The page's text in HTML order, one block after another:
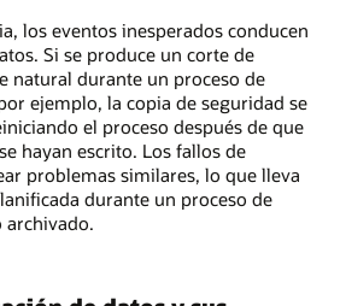
los eventos inesperados conducen
Si se produce un corte de
natural durante un proceso de
ejemplo, la copia de seguridad se
el proceso después de que
hayan escrito. Los fallos de
problemas similares, lo que lleva
durante un proceso de
archivado.